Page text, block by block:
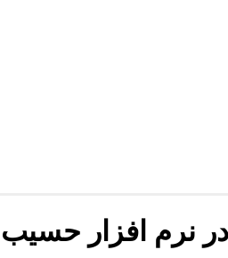
نرم افزار